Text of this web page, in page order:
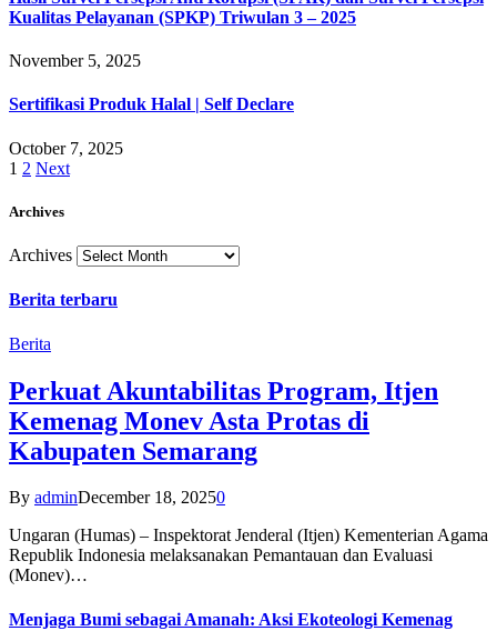
Kualitas Pelayanan (SPKP) Triwulan 3 – 2025
November 5, 2025
Sertifikasi Produk Halal | Self Declare
October 7, 2025
1 2 Next
Archives
Archives
Berita terbaru
Berita
Perkuat Akuntabilitas Program, Itjen
Kemenag Monev Asta Protas di
Kabupaten Semarang
By adminDecember 18, 20250
Ungaran (Humas) – Inspektorat Jenderal (Itjen) Kementerian Agama
Republik Indonesia melaksanakan Pemantauan dan Evaluasi
(Monev)…
Menjaga Bumi sebagai Amanah: Aksi Ekoteologi Kemenag